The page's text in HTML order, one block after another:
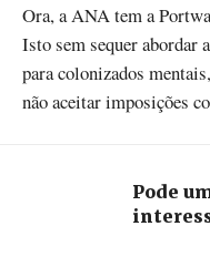
Ora, a ANA tem a
Isto sem sequer abordar
para colonizados
não aceitar imposições
Pode